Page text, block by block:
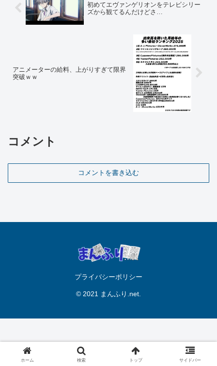
初めてエヴァンゲリオンをテレビシリー
ズから観てるんだけどさ…
アニメーターの給料、上がりすぎて限界
突破ｗｗ
コメント
コメントを書き込む
プライバシーポリシー
© 2021 まんふり.net.
ホーム 検索 トップ サイドバー